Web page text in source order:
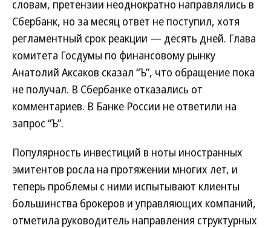
словам, претензии неоднократно направлялись в
Сбербанк, но за месяц ответ не поступил, хотя
регламентный срок реакции — десять дней. Глава
комитета Госдумы по финансовому рынку
Анатолий Аксаков сказал “Ъ”, что обращение пока
не получал. В Сбербанке отказались от
комментариев. В Банке России не ответили на
запрос “Ъ”.
Популярность инвестиций в ноты иностранных
эмитентов росла на протяжении многих лет, и
теперь проблемы с ними испытывают клиенты
большинства брокеров и управляющих компаний,
отметила руководитель направления структурных